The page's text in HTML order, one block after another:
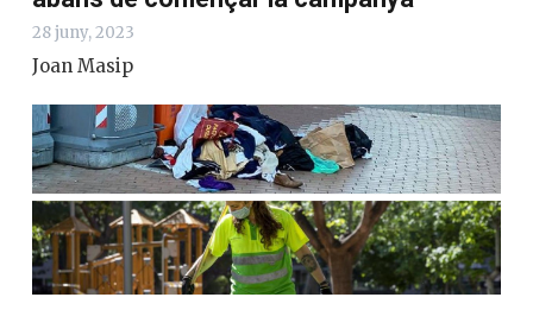
28 juny, 2023
Joan Masip